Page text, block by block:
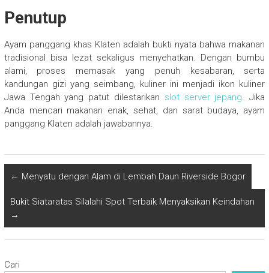
Penutup
Ayam panggang khas Klaten adalah bukti nyata bahwa makanan
tradisional bisa lezat sekaligus menyehatkan. Dengan bumbu
alami, proses memasak yang penuh kesabaran, serta
kandungan gizi yang seimbang, kuliner ini menjadi ikon kuliner
Jawa Tengah yang patut dilestarikan slot server jepang. Jika
Anda mencari makanan enak, sehat, dan sarat budaya, ayam
panggang Klaten adalah jawabannya.
← Menyatu dengan Alam di Lembah Daun Riverside Bogor
Bukit Siataratas Silalahi Spot Terbaik Menyaksikan Keindahan
→
Cari